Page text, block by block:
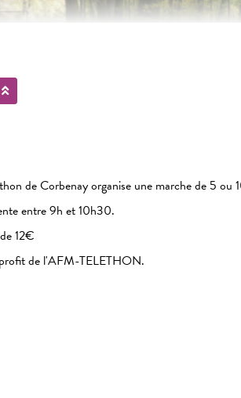
de Corbenay organise une marche de 5 ou
entre 9h et 10h30.
12€
de l'AFM-TELETHON.